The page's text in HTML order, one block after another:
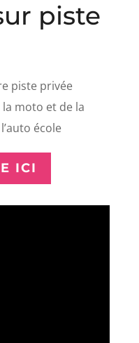
piste
piste privée
la moto et de la
école
ICI